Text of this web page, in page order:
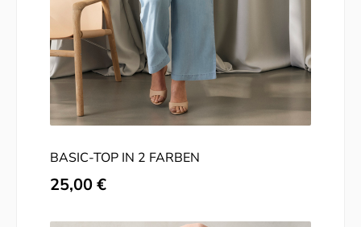
BASIC-TOP IN 2 FARBEN
Regulärer Preis:
25,00 €